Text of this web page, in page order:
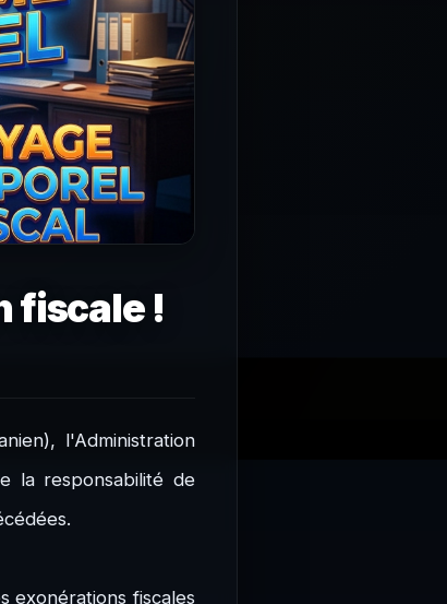
fiscale !
l'Administration
la responsabilité de
exonérations fiscales